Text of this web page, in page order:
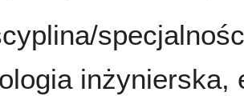
inżynierska,